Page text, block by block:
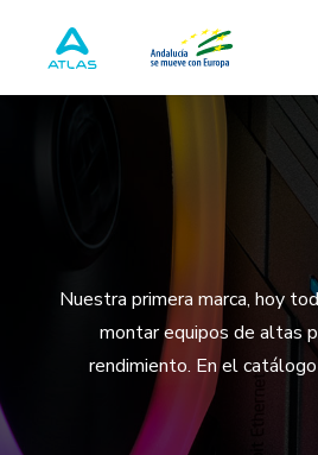
Nuestra primera marca, hoy
montar equipos de altas
rendimiento. En el